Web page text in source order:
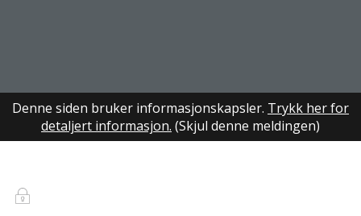
Innlogging
Denne siden bruker informasjonskapsler. Trykk her for
detaljert informasjon. (Skjul denne meldingen)